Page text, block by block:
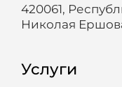
420061,
Николая
Услуги